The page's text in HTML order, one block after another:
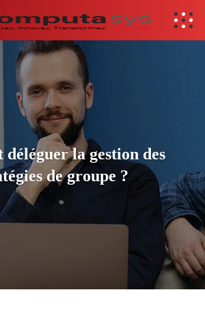
déléguer la gestion des
de groupe ?